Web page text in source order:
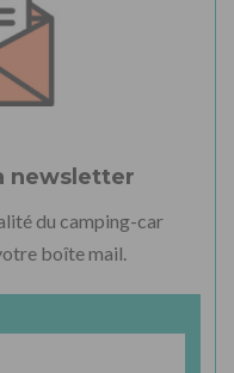
newsletter
du camping-car
boîte mail.